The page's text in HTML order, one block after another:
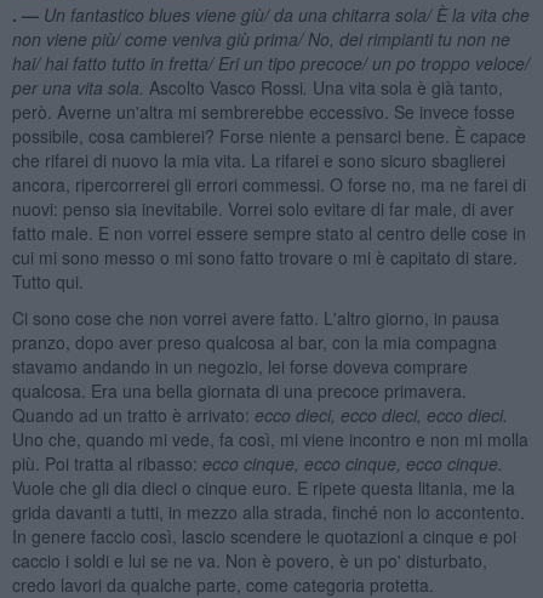
. — Un fantastico blues viene giù/ da una chitarra sola/ È la vita che
non viene più/ come veniva giù prima/ No, dei rimpianti tu non ne
hai/ hai fatto tutto in fretta/ Eri un tipo precoce/ un po troppo veloce/
per una vita sola. Ascolto Vasco Rossi Una vita sola è già tanto,
però. Averne un'altra mi sembrerebbe eccessivo. Se invece fosse
possibile, cosa cambierei? Forse niente a pensarci bene. È capace
che rifarei di nuovo la mia vita. La rifarei e sono sicuro sbaglierei
ancora, ripercorrerei gli errori commessi. O forse no, ma ne farei di
nuovi: penso sia inevitabile. Vorrei solo evitare di far male, di aver
fatto male. E non vorrei essere sempre stato al centro delle cose in
cui mi sono messo o mi sono fatto trovare o mi è capitato di stare.
Tutto qui.
Ci sono cose che non vorrei avere fatto. L'altro giorno, in pausa
pranzo, dopo aver preso qualcosa al bar, con la mia compagna
stavamo andando in un negozio, lei forse doveva comprare
qualcosa. Era una bella giornata di una precoce primavera.
Quando ad un tratto è arrivato: ecco dieci, ecco dieci, ecco dieci.
Uno che, quando mi vede, fa così, mi viene incontro e non mi molla
più. Poi tratta al ribasso: ecco cinque, ecco cinque, ecco cinque.
Vuole che gli dia dieci o cinque euro. E ripete questa litania, me la
grida davanti a tutti, in mezzo alla strada, finché non lo accontento.
In genere faccio così, lascio scendere le quotazioni a cinque e poi
caccio i soldi e lui se ne va. Non è povero, è un po' disturbato,
credo lavori da qualche parte, come categoria protetta.